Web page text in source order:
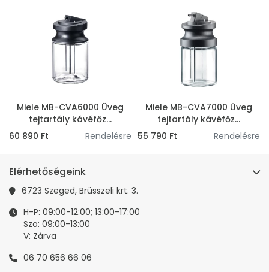
Miele MB-CVA6000 Üveg
tejtartály kávéfőz...
60 890 Ft
Rendelésre
Miele MB-CVA7000 Üveg
tejtartály kávéfőz...
55 790 Ft
Rendelésre
Elérhetőségeink
6723 Szeged, Brüsszeli krt. 3.
H-P: 09:00-12:00; 13:00-17:00
Szo: 09:00-13:00
V: Zárva
06 70 656 66 06